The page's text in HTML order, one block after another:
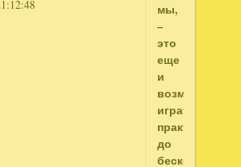
мы,
–
это
еще
и
возможность
играть
практически
до